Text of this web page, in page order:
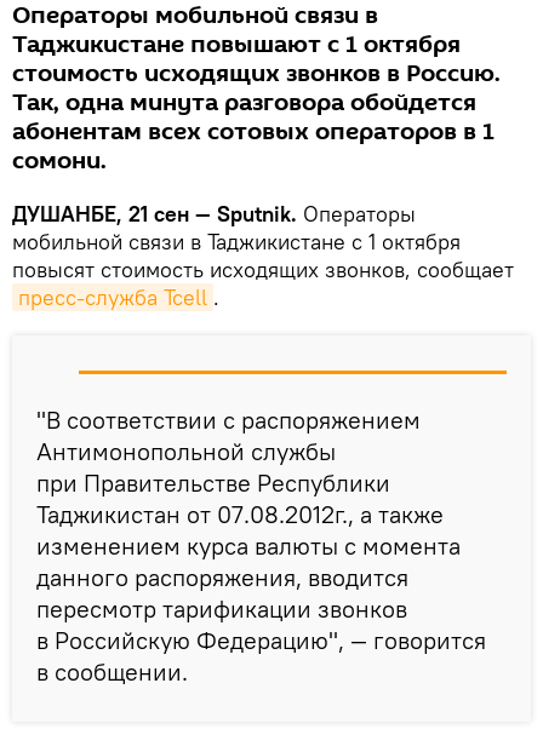
Операторы мобильной связи в
Таджикистане повышают с 1 октября
стоимость исходящих звонков в Россию.
Так, одна минута разговора обойдется
абонентам всех сотовых операторов в 1
сомони.
ДУШАНБЕ, 21 сен — Sputnik. Операторы
мобильной связи в Таджикистане с 1 октября
повысят стоимость исходящих звонков, сообщает
пресс-служба Tcell .
"В соответствии с распоряжением
Антимонопольной службы
при Правительстве Республики
Таджикистан от 07.08.2012г., а также
изменением курса валюты с момента
данного распоряжения, вводится
пересмотр тарификации звонков
в Российскую Федерацию", — говорится
в сообщении.